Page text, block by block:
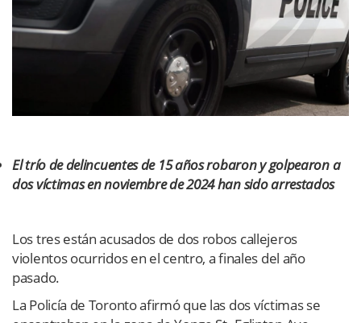
El trío de delincuentes de 15 años robaron y golpearon a
dos víctimas en noviembre de 2024 han sido arrestados
Los tres están acusados ​​de dos robos callejeros
violentos ocurridos en el centro, a finales del año
pasado.
La Policía de Toronto afirmó que las dos víctimas se